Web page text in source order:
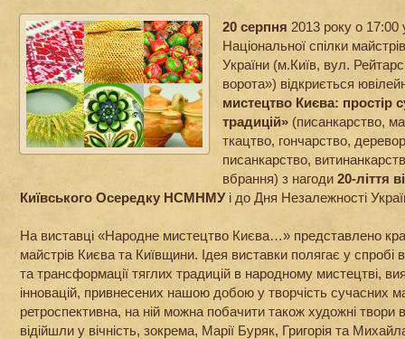
20 серпня 2013 року о 17:00
Національної спілки
України (м.Київ, вул.
ворота») відкриється
мистецтво Києва: простір
традицій» (писанкарство,
ткацтво, гончарство,
писанкарство,
вбрання) з нагоди 20­-ліття
Київського Осередку НСМНМУі до Дня Незалежності
На виставці «Народне мистецтво Києва…» представлено
майстрів Києва та Київщини. Ідея виставки полягає у спробі
та трансформації тяглих традицій в народному мистецтві,
інновацій, привнесених нашою добою у творчість сучасних
ретроспективна, на ній можна побачити також художні твори
відійшли у вічність, зокрема, Марії Буряк, Григорія та